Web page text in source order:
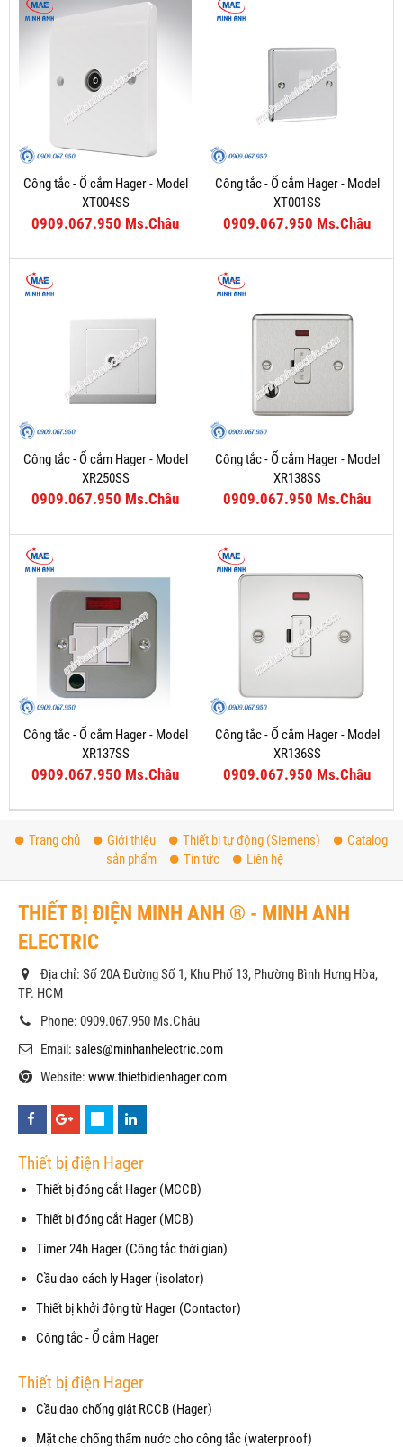
Công tắc - Ổ cắm Hager - Model
XT004SS
0909.067.950 Ms.Châu
Công tắc - Ổ cắm Hager - Model
XT001SS
0909.067.950 Ms.Châu
Công tắc - Ổ cắm Hager - Model
XR250SS
0909.067.950 Ms.Châu
Công tắc - Ổ cắm Hager - Model
XR138SS
0909.067.950 Ms.Châu
Công tắc - Ổ cắm Hager - Model
XR137SS
0909.067.950 Ms.Châu
Công tắc - Ổ cắm Hager - Model
XR136SS
0909.067.950 Ms.Châu
Trang chủ Giới thiệu Thiết bị tự động (Siemens)
Catalog
sản phẩm
Tin tức Liên hệ
THIẾT BỊ ĐIỆN MINH ANH ® - MINH ANH
ELECTRIC
Địa chỉ: Số 20A Đường Số 1, Khu Phố 13, Phường Bình Hưng Hòa,
TP. HCM
Phone: 0909.067.950 Ms.Châu
Email: sales@minhanhelectric.com
Website: www.thietbidienhager.com
Thiết bị điện Hager
Thiết bị đóng cắt Hager (MCCB)
Thiết bị đóng cắt Hager (MCB)
Timer 24h Hager (Công tắc thời gian)
Cầu dao cách ly Hager (isolator)
Thiết bị khởi động từ Hager (Contactor)
Công tắc - Ổ cắm Hager
Thiết bị điện Hager
Cầu dao chống giật RCCB (Hager)
Mặt che chống thấm nước cho công tắc (waterproof)